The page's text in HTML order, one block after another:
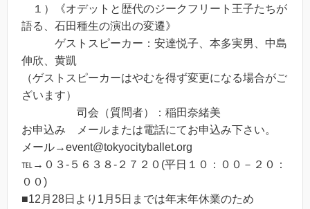
１）《オデットと歴代のジークフリート王子たちが
語る、石田種生の演出の変遷》
ゲストスピーカー：安達悦子、本多実男、中島
伸欣、黄凱
（ゲストスピーカーはやむを得ず変更になる場合がご
ざいます）
司会（質問者）：稲田奈緒美
お申込み メールまたは電話にてお申込み下さい。
メール→event@tokyocityballet.org
℡→０３-５６３８-２７２０(平日１０：００－２０：
００)
■12月28日より1月5日までは年末年休業のため